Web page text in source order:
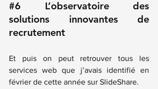
#6 L’observatoire des
solutions innovantes de
recrutement
Et puis on peut retrouver tous les
services web que j’avais identifié en
février de cette année sur SlideShare.